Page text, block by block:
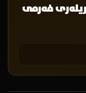
فەرمی